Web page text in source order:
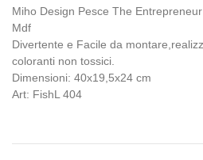
Miho Design Pesce The
Mdf
Divertente e Facile da
coloranti non tossici.
Dimensioni: 40x19,5x24 cm
Art: FishL 404